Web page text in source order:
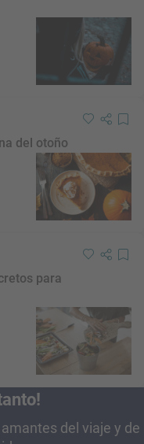
del otoño
para
del viaje y de